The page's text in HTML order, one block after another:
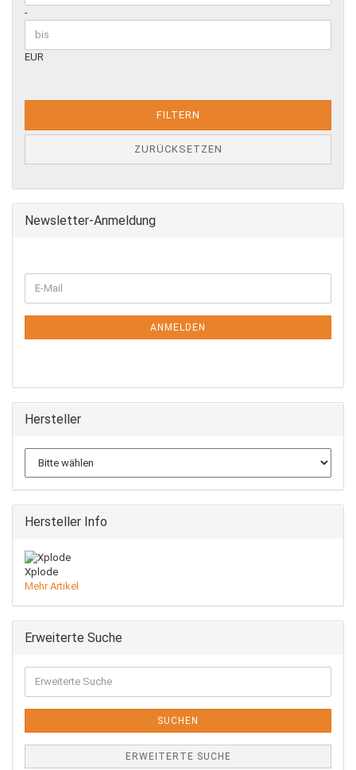
-
EUR
FILTERN
ZURÜCKSETZEN
Newsletter-Anmeldung
ZUR
NEWSLETTER-
E-
Mail
ANMELDEN
Hersteller
Hersteller Info
Xplode
Mehr Artikel
Erweiterte Suche
Suche
SUCHEN
ERWEITERTE SUCHE